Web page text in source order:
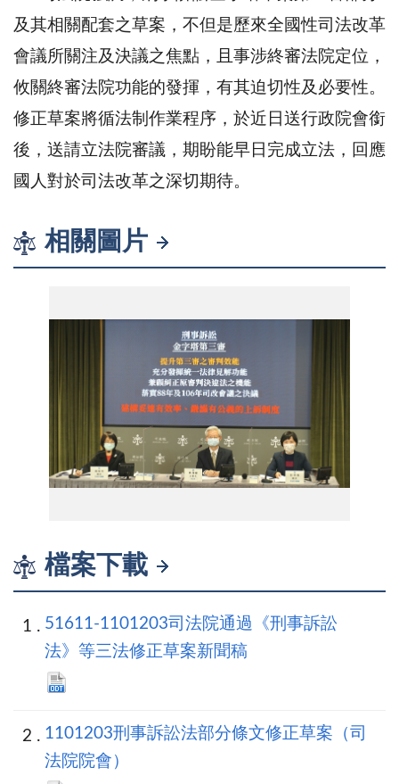
及其相關配套之草案，不但是歷來全國性司法改革
會議所關注及決議之焦點，且事涉終審法院定位，
攸關終審法院功能的發揮，有其迫切性及必要性。
修正草案將循法制作業程序，於近日送行政院會銜
後，送請立法院審議，期盼能早日完成立法，回應
國人對於司法改革之深切期待。
相關圖片
檔案下載
51611-1101203司法院通過《刑事訴訟
法》等三法修正草案新聞稿
1101203刑事訴訟法部分條文修正草案（司
法院院會）